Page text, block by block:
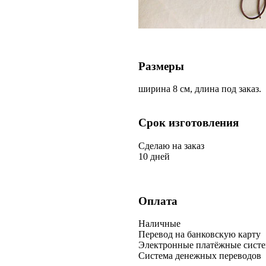
Размеры
ширина 8 см, длина под заказ.
Срок изготовления
Сделаю на заказ
10 дней
Оплата
Наличные
Перевод на банковскую карту
Электронные платёжные
Система денежных переводов